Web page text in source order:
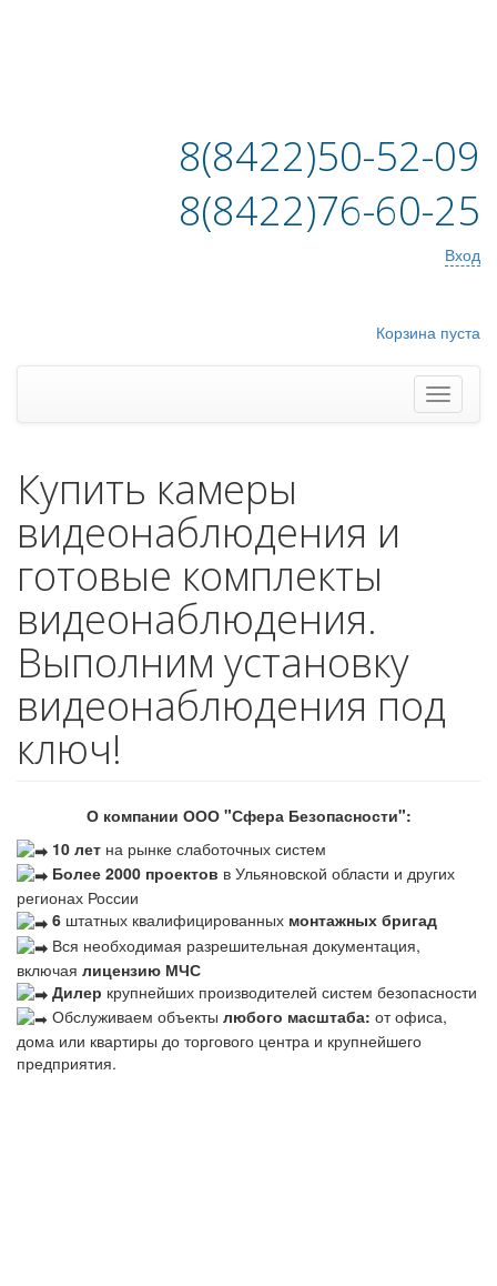
8(8422)50-52-09
8(8422)76-60-25
Вход
Корзина пуста
Купить камеры
видеонаблюдения и
готовые комплекты
видеонаблюдения.
Выполним установку
видеонаблюдения под
ключ!
О компании ООО "Сфера Безопасности":
10 лет на рынке слаботочных систем
Более 2000 проектов в Ульяновской области и других
регионах России
6 штатных квалифицированных монтажных бригад
Вся необходимая разрешительная документация,
включая лицензию МЧС
Дилер крупнейших производителей систем безопасности
Обслуживаем объекты любого масштаба: от офиса,
дома или квартиры до торгового центра и крупнейшего
предприятия.